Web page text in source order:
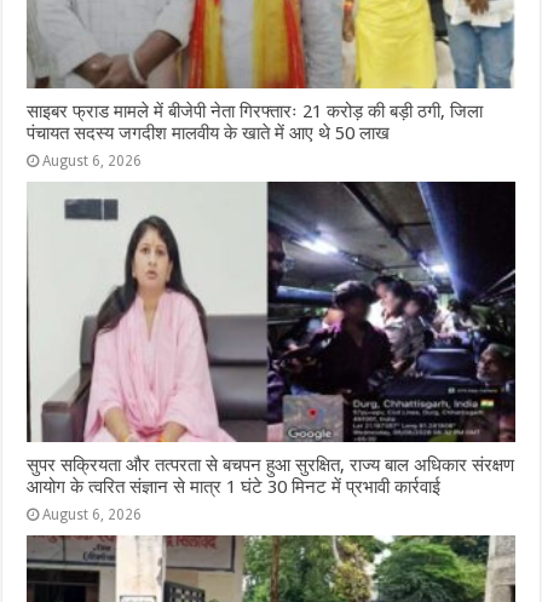
साइबर फ्राड मामले में बीजेपी नेता गिरफ्तारः 21 करोड़ की बड़ी ठगी, जिला
पंचायत सदस्य जगदीश मालवीय के खाते में आए थे 50 लाख
August 6, 2026
सुपर सक्रियता और तत्परता से बचपन हुआ सुरक्षित, राज्य बाल अधिकार संरक्षण
आयोग के त्वरित संज्ञान से मात्र 1 घंटे 30 मिनट में प्रभावी कार्रवाई
August 6, 2026